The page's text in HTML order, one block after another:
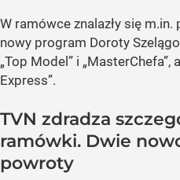
W ramówce znalazły się
nowy program Doroty
„Top Model” i „MasterChefa”,
Express”.
TVN zdradza
ramówki. Dwie
powroty